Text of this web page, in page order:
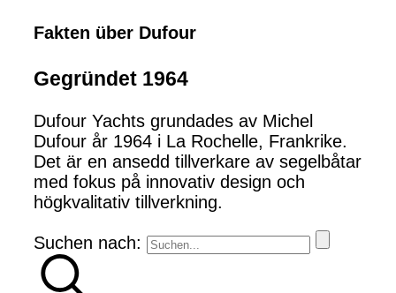
Fakten über Dufour
Gegründet 1964
Dufour Yachts grundades av Michel
Dufour år 1964 i La Rochelle, Frankrike.
Det är en ansedd tillverkare av segelbåtar
med fokus på innovativ design och
högkvalitativ tillverkning.
Suchen nach: